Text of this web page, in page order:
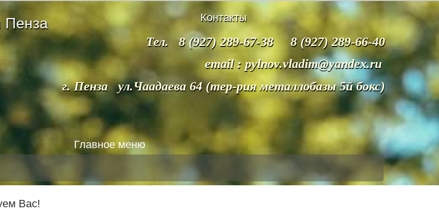
Контакты
Тел. 8 (927) 289-67-38 8 (927) 289-66-40
email : pylnov.vladim@yandex.ru
г. Пенза ул.Чаадаева 64 (тер-рия металлобазы 5й бокс)
Пенза
Главное меню
Вас!